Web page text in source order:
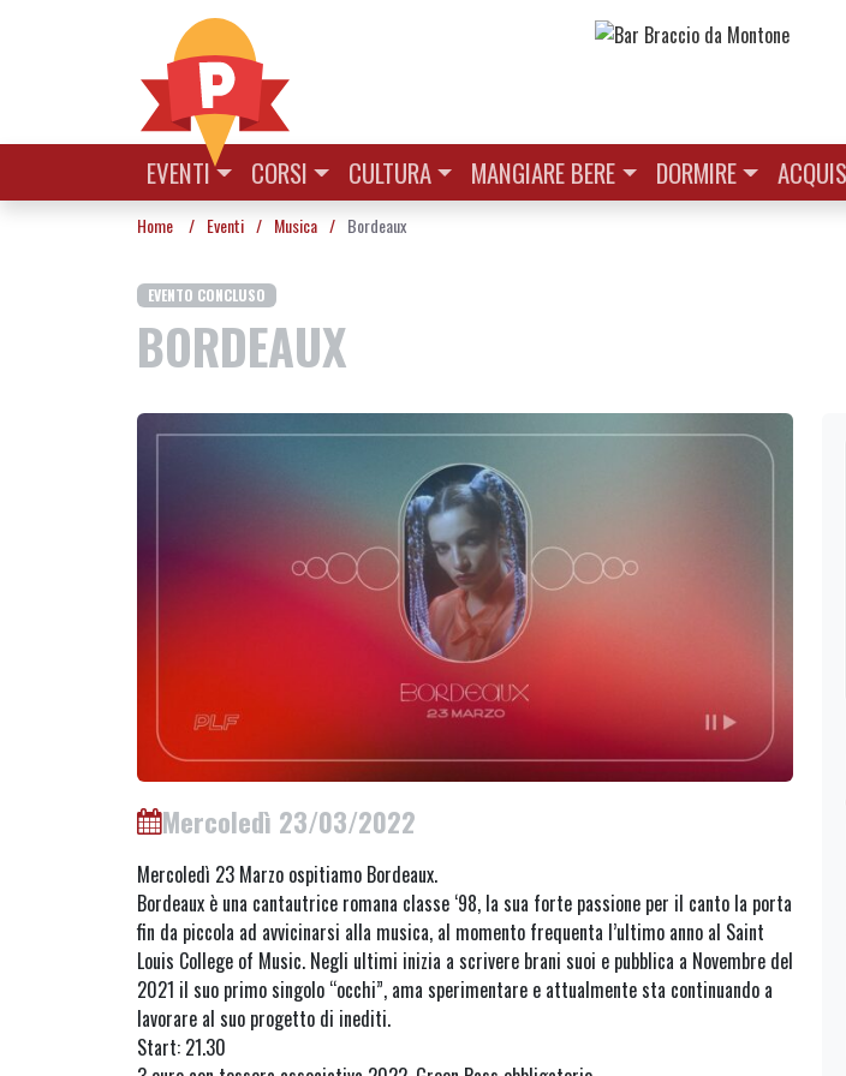
EVENTI CORSI CULTURA MANGIARE BERE DORMIRE
Home / Eventi / Musica / Bordeaux
EVENTO CONCLUSO
BORDEAUX
Mercoledì 23/03/2022
Mercoledì 23 Marzo ospitiamo Bordeaux.
Bordeaux è una cantautrice romana classe ‘98, la sua forte passione per il canto la porta
fin da piccola ad avvicinarsi alla musica, al momento frequenta l’ultimo anno al Saint
Louis College of Music. Negli ultimi inizia a scrivere brani suoi e pubblica a Novembre del
2021 il suo primo singolo “occhi”, ama sperimentare e attualmente sta continuando a
lavorare al suo progetto di inediti.
Start: 21.30